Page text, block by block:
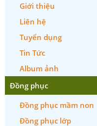
Giới thiệu
Liên hệ
Tuyển dụng
Tin Tức
Album ảnh
Đồng phục
Đồng phục mầm non
Đồng phục lớp